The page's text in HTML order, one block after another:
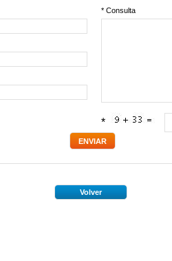
* Consulta
*
Volver